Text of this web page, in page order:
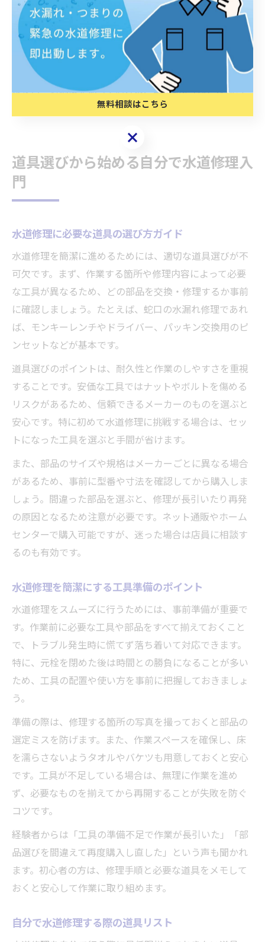
換時には、部品の向きや順番を間違えないようにしまし
ょう。
自信がない場合や作業後も水漏れが解消しない場合は、
無理をせず水道修理業者に依頼すると安心です。シング
ルレバー対応策を知っておけば、緊急時にも落ち着いて
対処できるようになります。
道具選びから始める自分で水道修理入
門
水道修理に必要な道具の選び方ガイド
水道修理を簡潔に進めるためには、適切な道具選びが不
可欠です。まず、作業する箇所や修理内容によって必要
な工具が異なるため、どの部品を交換・修理するか事前
に確認しましょう。たとえば、蛇口の水漏れ修理であれ
ば、モンキーレンチやドライバー、パッキン交換用のピ
ンセットなどが基本です。
道具選びのポイントは、耐久性と作業のしやすさを重視
することです。安価な工具ではナットやボルトを傷める
リスクがあるため、信頼できるメーカーのものを選ぶと
安心です。特に初めて水道修理に挑戦する場合は、セッ
トになった工具を選ぶと手間が省けます。
また、部品のサイズや規格はメーカーごとに異なる場合
があるため、事前に型番や寸法を確認してから購入しま
しょう。間違った部品を選ぶと、修理が長引いたり再発
の原因となるため注意が必要です。ネット通販やホーム
センターで購入可能ですが、迷った場合は店員に相談す
るのも有効です。
水道修理を簡潔にする工具準備のポイント
水道修理をスムーズに行うためには、事前準備が重要で
す。作業前に必要な工具や部品をすべて揃えておくこと
で、トラブル発生時に慌てず落ち着いて対応できます。
特に、元栓を閉めた後は時間との勝負になることが多い
ため、工具の配置や使い方を事前に把握しておきましょ
う。
準備の際は、修理する箇所の写真を撮っておくと部品の
選定ミスを防げます。また、作業スペースを確保し、床
を濡らさないようタオルやバケツも用意しておくと安心
です。工具が不足している場合は、無理に作業を進め
ず、必要なものを揃えてから再開することが失敗を防ぐ
コツです。
経験者からは「工具の準備不足で作業が長引いた」「部
品選びを間違えて再度購入し直した」という声も聞かれ
ます。初心者の方は、修理手順と必要な道具をメモして
おくと安心して作業に取り組めます。
自分で水道修理する際の道具リスト
無料相談はこちら
無料相談はこちら